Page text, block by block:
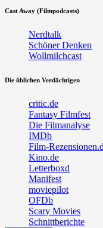
Cast Away (Filmpodcasts)
Nerdtalk
Schöner Denken
Wollmilchcast
Die üblichen Verdächtigen
critic.de
Fantasy Filmfest
Die Filmanalyse
IMDb
Film-
Kino.de
Letterboxd
Manifest
moviepilot
OFDb
Scary Movies
Schnittberichte